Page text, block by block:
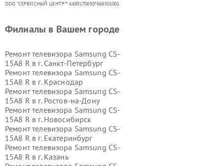
ООО "СЕРВИСНЫЙ ЦЕНТР"* 6685170650*668501001
Филиалы в Вашем городе
Ремонт телевизора Samsung CS-
15A8 R в г. Санкт-Петербург
Ремонт телевизора Samsung CS-
15A8 R в г. Краснодар
Ремонт телевизора Samsung CS-
15A8 R в г. Ростов-на-Дону
Ремонт телевизора Samsung CS-
15A8 R в г. Новосибирск
Ремонт телевизора Samsung CS-
15A8 R в г. Екатеринбург
Ремонт телевизора Samsung CS-
15A8 R в г. Казань